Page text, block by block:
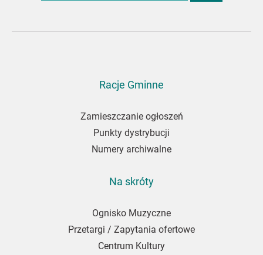
Racje Gminne
Zamieszczanie ogłoszeń
Punkty dystrybucji
Numery archiwalne
Na skróty
Ognisko Muzyczne
Przetargi / Zapytania ofertowe
Centrum Kultury